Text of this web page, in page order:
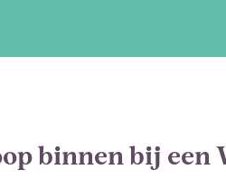
binnen bij een